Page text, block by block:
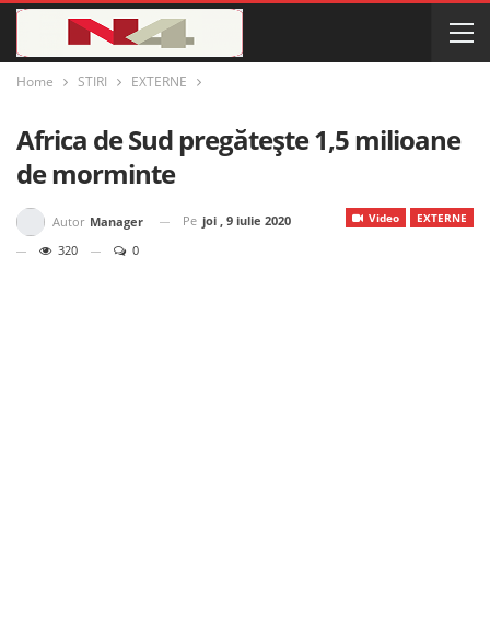
Home STIRI EXTERNE
Africa de Sud pregătește 1,5 milioane
de morminte
Video EXTERNE
Autor Manager Pe joi , 9 iulie 2020
320
0